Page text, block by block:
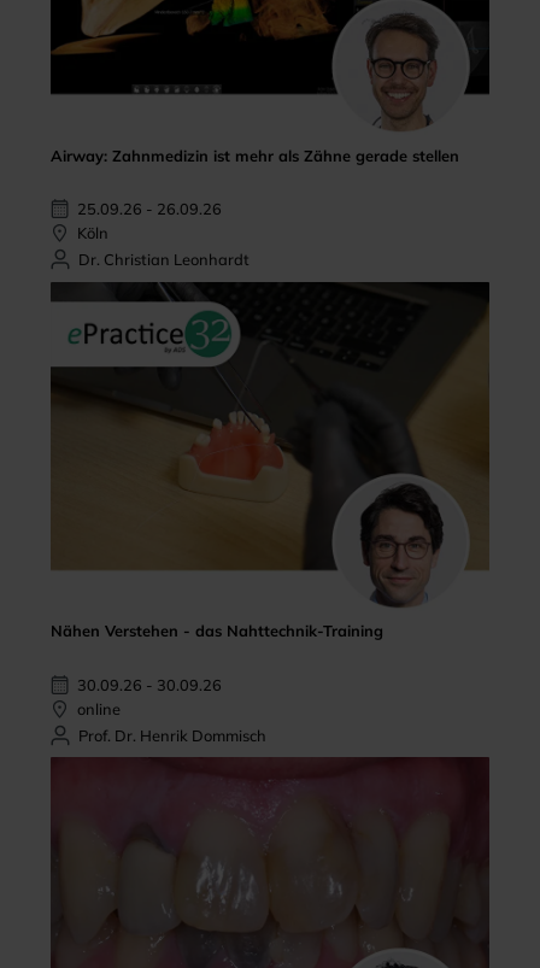
Airway: Zahnmedizin ist mehr als Zähne gerade stellen
25.09.26 - 26.09.26
Köln
Dr. Christian Leonhardt
Nähen Verstehen - das Nahttechnik-Training
30.09.26 - 30.09.26
online
Prof. Dr. Henrik Dommisch